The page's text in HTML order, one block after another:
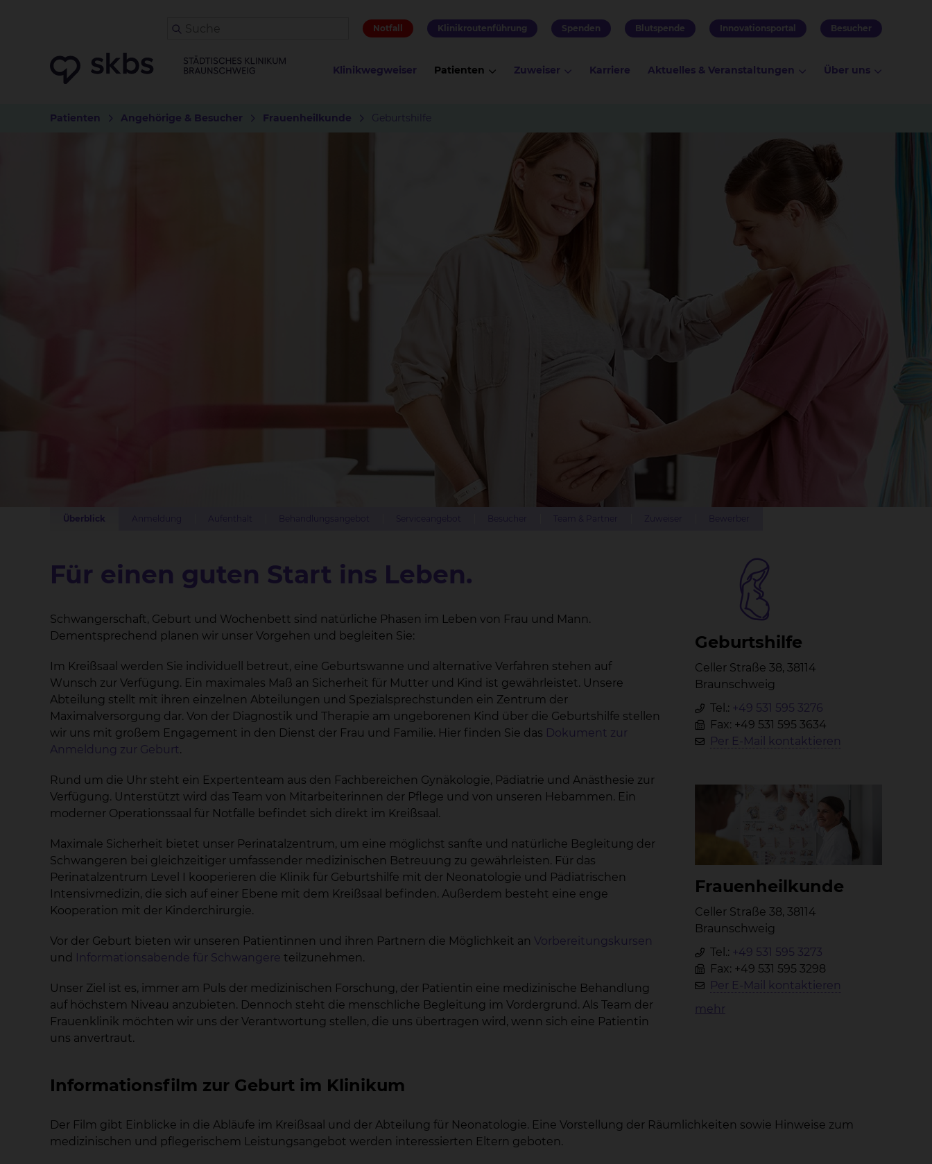
Notfall Klinikroutenführung Spenden Blutspende Innovationsportal Besucher
Klinikwegweiser Patienten Zuweiser Karriere Aktuelles & Veranstaltungen Über uns
Patienten Angehörige & Besucher Frauenheilkunde Geburtshilfe
Überblick
Ge­burts­hil­fe
Celler Straße 38, 38114
Braunschweig
Tel.: +49 531 595 3276
Fax: +49 531 595 3634
Per E-Mail kontaktieren
Frau­en­heil­kun­de
Celler Straße 38, 38114
Braunschweig
Tel.: +49 531 595 3273
Fax: +49 531 595 3298
Per E-Mail kontaktieren
mehr
Für einen guten Start ins Leben.
Schwangerschaft, Geburt und Wochenbett sind natürliche Phasen im Leben von Frau und Mann.
Dementsprechend planen wir unser Vorgehen und begleiten Sie:
Im Kreißsaal werden Sie individuell betreut, eine Geburtswanne und alternative Verfahren stehen auf
Wunsch zur Verfügung. Ein maximales Maß an Sicherheit für Mutter und Kind ist gewährleistet. Unsere
Abteilung stellt mit ihren einzelnen Abteilungen und Spezialsprechstunden ein Zentrum der
Maximalversorgung dar. Von der Diagnostik und Therapie am ungeborenen Kind über die Geburtshilfe stellen
wir uns mit großem Engagement in den Dienst der Frau und Familie. Hier finden Sie das Dokument zur
Anmeldung zur Geburt.
Rund um die Uhr steht ein Expertenteam aus den Fachbereichen Gynäkologie, Pädiatrie und Anästhesie zur
Verfügung. Unterstützt wird das Team von Mitarbeiterinnen der Pflege und von unseren Hebammen. Ein
moderner Operationssaal für Notfälle befindet sich direkt im Kreißsaal.
Maximale Sicherheit bietet unser Perinatalzentrum, um eine möglichst sanfte und natürliche Begleitung der
Schwangeren bei gleichzeitiger umfassender medizinischen Betreuung zu gewährleisten. Für das
Perinatalzentrum Level I kooperieren die Klinik für Geburtshilfe mit der Neonatologie und Pädiatrischen
Intensivmedizin, die sich auf einer Ebene mit dem Kreißsaal befinden. Außerdem besteht eine enge
Kooperation mit der Kinderchirurgie.
Vor der Geburt bieten wir unseren Patientinnen und ihren Partnern die Möglichkeit an Vorbereitungskursen
und Informationsabende für Schwangere teilzunehmen.
Unser Ziel ist es, immer am Puls der medizinischen Forschung, der Patientin eine medizinische Behandlung
auf höchstem Niveau anzubieten. Dennoch steht die menschliche Begleitung im Vordergrund. Als Team der
Frauenklinik möchten wir uns der Verantwortung stellen, die uns übertragen wird, wenn sich eine Patientin
uns anvertraut.
Informationsfilm zur Geburt im Klinikum
Der Film gibt Einblicke in die Abläufe im Kreißsaal und der Abteilung für Neonatologie. Eine Vorstellung der Räumlichkeiten sowie Hinweise zum
medizinischen und pflegerischem Leistungsangebot werden interessierten Eltern geboten.